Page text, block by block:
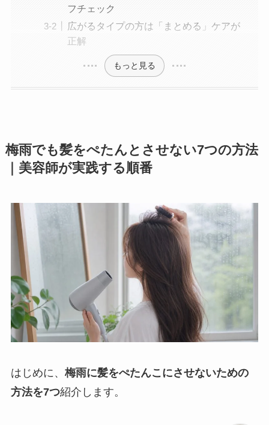
フチェック
広がるタイプの方は「まとめる」ケアが
正解
もっと見る
梅雨でも髪をぺたんとさせない7つの方法
｜美容師が実践する順番
はじめに、 梅雨に髪をぺたんこにさせないための
方法を7つ紹介します。